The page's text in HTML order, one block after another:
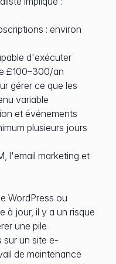
: environ
d'exécuter
£100–300/an
gérer ce que les
variable
et événements
plusieurs jours
l'email marketing et
WordPress ou
à jour, il y a un risque
une pile
sur un site e-
de maintenance